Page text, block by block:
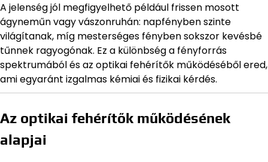
A jelenség jól megfigyelhető például frissen mosott
ágyneműn vagy vászonruhán: napfényben szinte
világítanak, míg mesterséges fényben sokszor kevésbé
tűnnek ragyogónak. Ez a különbség a fényforrás
spektrumából és az optikai fehérítők működéséből ered,
ami egyaránt izgalmas kémiai és fizikai kérdés.
Az optikai fehérítők működésének
alapjai